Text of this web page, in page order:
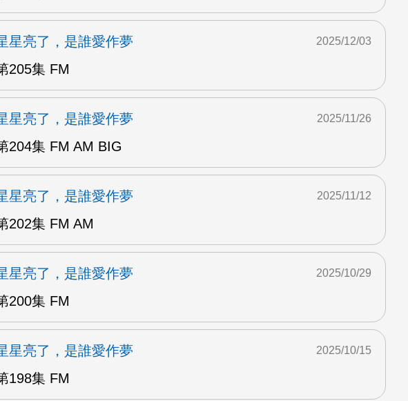
星亮了，是誰愛作夢
205集 FM
2025/12/03
星亮了，是誰愛作夢
204集 FM AM BIG
2025/11/26
星亮了，是誰愛作夢
202集 FM AM
2025/11/12
星亮了，是誰愛作夢
200集 FM
2025/10/29
星亮了，是誰愛作夢
198集 FM
2025/10/15